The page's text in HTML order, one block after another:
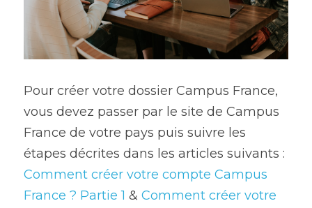
Pour créer votre dossier Campus France,
vous devez passer par le site de Campus
France de votre pays puis suivre les
Comment créer votre compte Campus
France ? Partie 1 & Comment créer votre